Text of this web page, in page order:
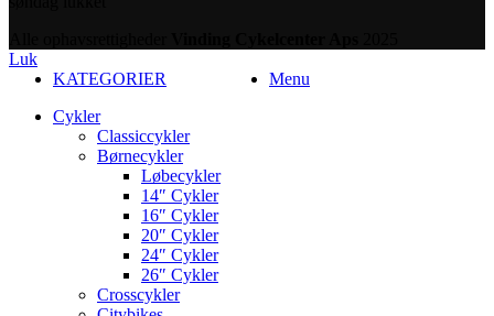
Luk
Menu
KATEGORIER
Cykler
Classiccykler
Børnecykler
Løbecykler
14″ Cykler
16″ Cykler
20″ Cykler
24″ Cykler
26″ Cykler
Crosscykler